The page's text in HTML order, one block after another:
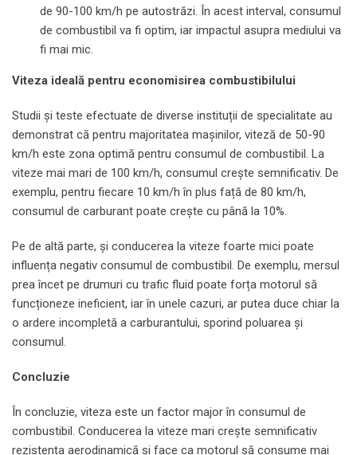
de 90-100 km/h pe autostrăzi. În acest interval, consumul
de combustibil va fi optim, iar impactul asupra mediului va
fi mai mic.
Viteza ideală pentru economisirea combustibilului
Studii și teste efectuate de diverse instituții de specialitate au
demonstrat că pentru majoritatea mașinilor, viteză de 50-90
km/h este zona optimă pentru consumul de combustibil. La
viteze mai mari de 100 km/h, consumul crește semnificativ. De
exemplu, pentru fiecare 10 km/h în plus față de 80 km/h,
consumul de carburant poate crește cu până la 10%.
Pe de altă parte, și conducerea la viteze foarte mici poate
influența negativ consumul de combustibil. De exemplu, mersul
prea încet pe drumuri cu trafic fluid poate forța motorul să
funcționeze ineficient, iar în unele cazuri, ar putea duce chiar la
o ardere incompletă a carburantului, sporind poluarea și
consumul.
Concluzie
În concluzie, viteza este un factor major în consumul de
combustibil. Conducerea la viteze mari crește semnificativ
rezistența aerodinamică și face ca motorul să consume mai